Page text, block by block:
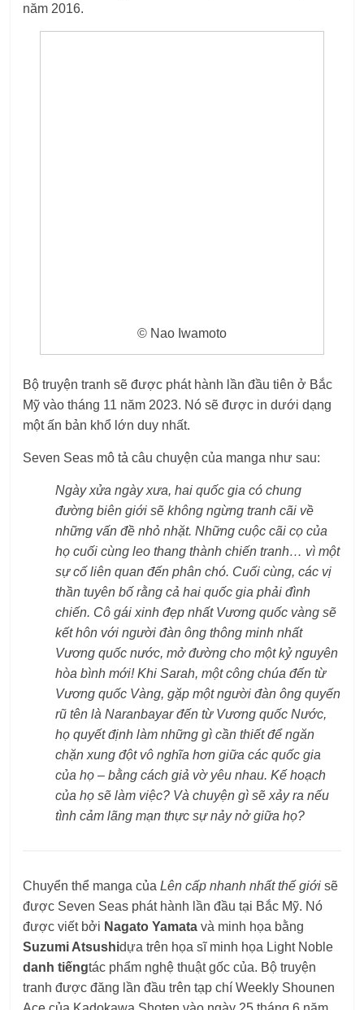
năm 2016.
© Nao Iwamoto
Bộ truyện tranh sẽ được phát hành lần đầu tiên ở Bắc
Mỹ vào tháng 11 năm 2023. Nó sẽ được in dưới dạng
một ấn bản khổ lớn duy nhất.
Seven Seas mô tả câu chuyện của manga như sau:
Ngày xửa ngày xưa, hai quốc gia có chung
đường biên giới sẽ không ngừng tranh cãi về
những vấn đề nhỏ nhặt. Những cuộc cãi cọ của
họ cuối cùng leo thang thành chiến tranh… vì một
sự cố liên quan đến phân chó. Cuối cùng, các vị
thần tuyên bố rằng cả hai quốc gia phải đình
chiến. Cô gái xinh đẹp nhất Vương quốc vàng sẽ
kết hôn với người đàn ông thông minh nhất
Vương quốc nước, mở đường cho một kỷ nguyên
hòa bình mới! Khi Sarah, một công chúa đến từ
Vương quốc Vàng, gặp một người đàn ông quyến
rũ tên là Naranbayar đến từ Vương quốc Nước,
họ quyết định làm những gì cần thiết để ngăn
chặn xung đột vô nghĩa hơn giữa các quốc gia
của họ – bằng cách giả vờ yêu nhau. Kế hoạch
của họ sẽ làm việc? Và chuyện gì sẽ xảy ra nếu
tình cảm lãng mạn thực sự nảy nở giữa họ?
Chuyển thể manga củaLên cấp nhanh nhất thế giới sẽ
được Seven Seas phát hành lần đầu tại Bắc Mỹ. Nó
được viết bởi Nagato Yamata và minh họa bằng
Suzumi Atsushidựa trên họa sĩ minh họa Light Noble
danh tiếngtác phẩm nghệ thuật gốc của. Bộ truyện
tranh được đăng lần đầu trên tạp chí Weekly Shounen